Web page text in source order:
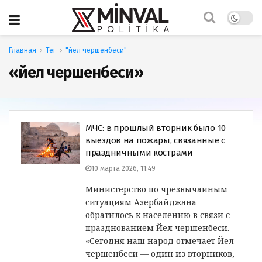
Главная Тег "йел чершенбеси"
«йел чершенбеси»
МЧС: в прошлый вторник было 10
выездов на пожары, связанные с
праздничными кострами
10 марта 2026, 11:49
Министерство по чрезвычайным
ситуациям Азербайджана
обратилось к населению в связи с
празднованием Йел чершенбеси.
«Сегодня наш народ отмечает Йел
чершенбеси — один из вторников,